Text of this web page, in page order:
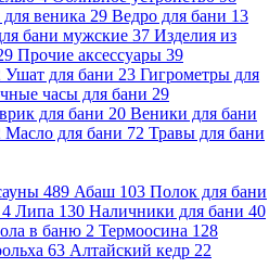
веника 29 Ведро для бани 13
бани мужские 37 Изделия из
Прочие аксессуары 39
Ушат для бани 23 Гигрометры для
часы для бани 29
для бани 20 Веники для бани
Масло для бани 72 Травы для бани
489 Абаш 103 Полок для бани
4 Липа 130 Наличники для бани 40
в баню 2 Термоосина 128
63 Алтайский кедр 22